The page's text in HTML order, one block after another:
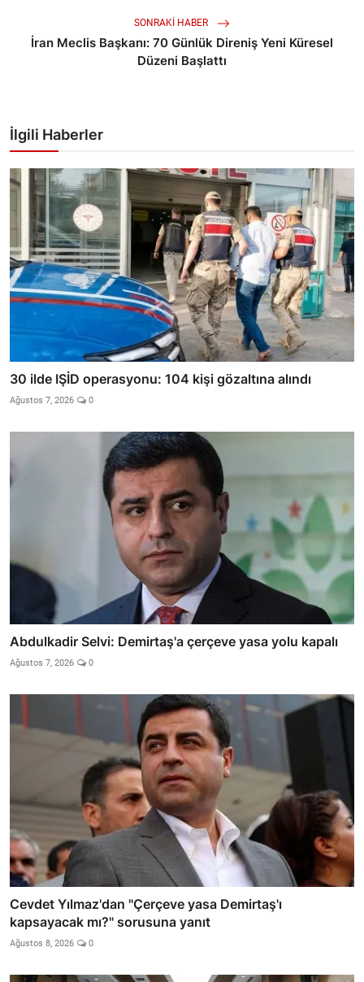
SONRAKI HABER
İran Meclis Başkanı: 70 Günlük Direniş Yeni Küresel
Düzeni Başlattı
İlgili Haberler
30 ilde IŞİD operasyonu: 104 kişi gözaltına alındı
Ağustos 7, 2026 0
Abdulkadir Selvi: Demirtaş'a çerçeve yasa yolu kapalı
Ağustos 7, 2026 0
Cevdet Yılmaz'dan "Çerçeve yasa Demirtaş'ı
kapsayacak mı?" sorusuna yanıt
Ağustos 8, 2026 0